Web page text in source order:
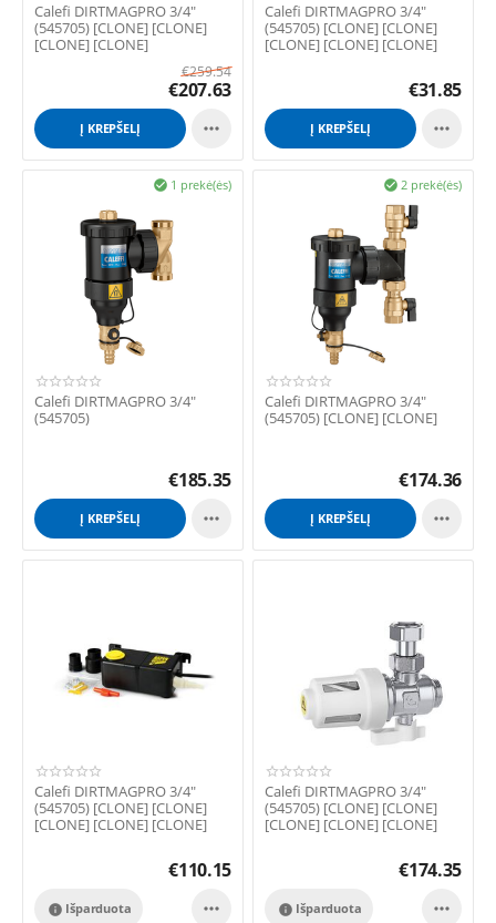
Calefi DIRTMAGPRO 3/4"
(545705) [CLONE] [CLONE]
[CLONE] [CLONE]
€259.54
€207.63
Į KREPŠELĮ 
Calefi DIRTMAGPRO 3/4"
(545705) [CLONE] [CLONE]
[CLONE] [CLONE] [CLONE]
€31.85
Į KREPŠELĮ 
1 prekė(ės)

Calefi DIRTMAGPRO 3/4"
(545705)
€185.35
Į KREPŠELĮ 
2 prekė(ės)

Calefi DIRTMAGPRO 3/4"
(545705) [CLONE] [CLONE]
€174.36
Į KREPŠELĮ 
Calefi DIRTMAGPRO 3/4"
(545705) [CLONE] [CLONE]
[CLONE] [CLONE] [CLONE]
€110.15
Išparduota
 
Calefi DIRTMAGPRO 3/4"
(545705) [CLONE] [CLONE]
[CLONE] [CLONE] [CLONE]
€174.35
Išparduota
 